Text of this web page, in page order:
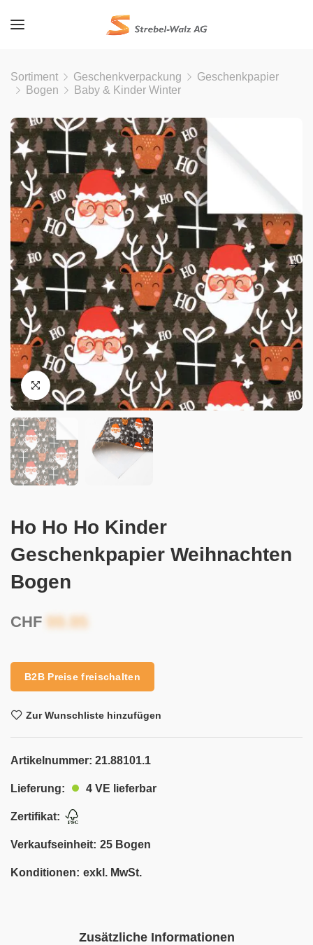
Sortiment Geschenkverpackung
Geschenkpapier
Bogen
Baby & Kinder Winter
Ho Ho Ho Kinder
Geschenkpapier Weihnachten
Bogen
CHF
B2B Preise freischalten
Zur Wunschliste hinzufügen
Artikelnummer: 21.88101.1
Lieferung: 4 VE lieferbar
Zertifikat:
Verkaufseinheit: 25 Bogen
Konditionen: exkl. MwSt.
Zusätzliche Informationen